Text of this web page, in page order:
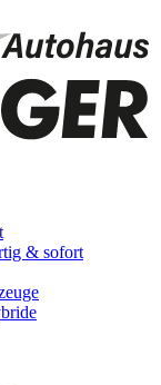
& sofort